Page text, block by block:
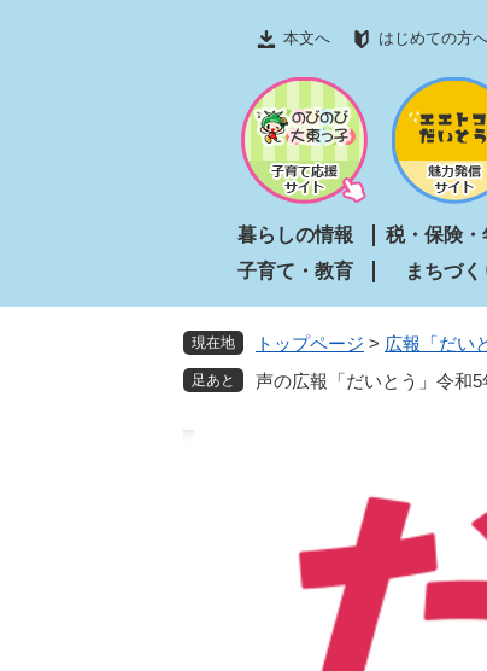
文
本文へ はじめての方へ
暮らしの情報 税・保険・
子育て・教育
まちづく
現在地 トップページ > 広報「だい
声の広報「だいとう」令和5